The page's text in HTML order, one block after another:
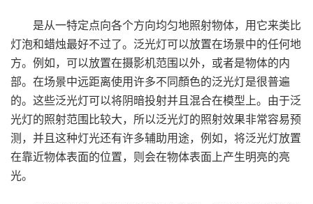
是从一特定点向各个方向均匀地照射物体，用它来类比
灯泡和蜡烛最好不过了。泛光灯可以放置在场景中的任何地
方。例如，可以放置在摄影机范围以外，或者是物体的内
部。在场景中远距离使用许多不同顏色的泛光灯是很普遍
的。这些泛光灯可以将阴暗投射并且混合在模型上。由于泛
光灯的照射范围比较大，所以泛光灯的照射效果非常容易预
测，并且这种灯光还有许多辅助用途，例如，将泛光灯放置
在靠近物体表面的位置，则会在物体表面上产生明亮的亮
光。